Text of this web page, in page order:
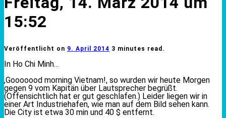
15:52
Veröffentlicht on 9. April 2014 3 minutes read.
In Ho Chi Minh…
,Gooooood morning Vietnam!, so wurden wir heute Morgen
gegen 9 vom Kapitän über Lautsprecher begrüßt.
(Offensichtlich hat er gut geschlafen.) Leider liegen wir in
einer Art Industriehafen, wie man auf dem Bild sehen kann.
Die City ist etwa 30 min und 40 $ entfernt.